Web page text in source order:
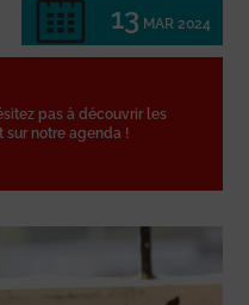
13 MAR 2024
pas à découvrir les
sur notre agenda !